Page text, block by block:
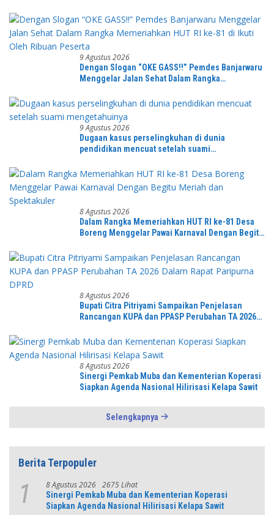
9 Agustus 2026
Dengan Slogan “OKE GASS!!” Pemdes Banjarwaru
Menggelar Jalan Sehat Dalam Rangka
Peserta
9 Agustus 2026
Dugaan kasus perselingkuhan di dunia
pendidikan mencuat setelah suami
8 Agustus 2026
Dalam Rangka Memeriahkan HUT RI ke-81 Desa
Boreng Menggelar Pawai Karnaval Dengan Begitu
8 Agustus 2026
Bupati Citra Pitriyami Sampaikan Penjelasan
Rancangan KUPA dan PPASP Perubahan TA 2026
8 Agustus 2026
Sinergi Pemkab Muba dan Kementerian Koperasi
Siapkan Agenda Nasional Hilirisasi Kelapa Sawit
Selengkapnya
Berita Terpopuler
1 8 Agustus 2026 2675 Lihat
Sinergi Pemkab Muba dan Kementerian Koperasi
Siapkan Agenda Nasional Hilirisasi Kelapa Sawit